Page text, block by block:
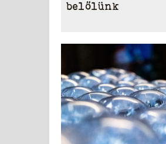
belőlünk